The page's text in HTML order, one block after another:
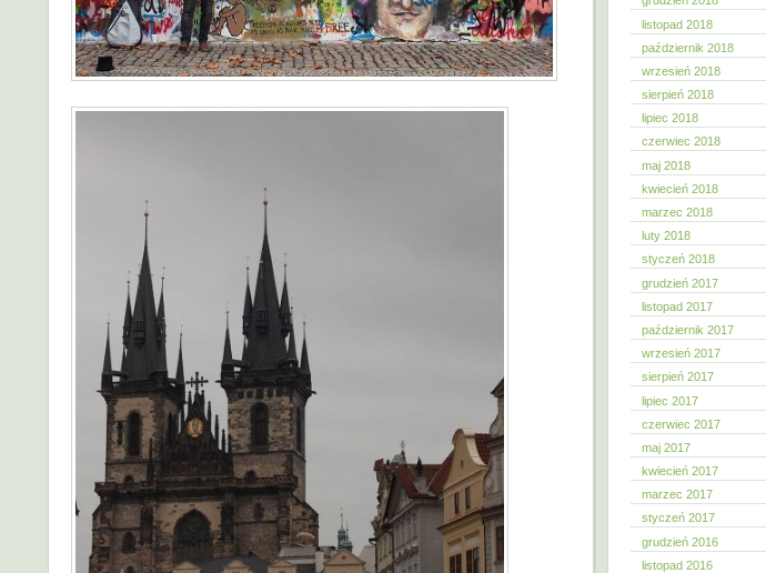
listopad 2018
październik 2018
wrzesień 2018
sierpień 2018
lipiec 2018
czerwiec 2018
maj 2018
kwiecień 2018
marzec 2018
luty 2018
styczeń 2018
grudzień 2017
listopad 2017
październik 2017
wrzesień 2017
sierpień 2017
lipiec 2017
czerwiec 2017
maj 2017
kwiecień 2017
marzec 2017
styczeń 2017
grudzień 2016
listopad 2016